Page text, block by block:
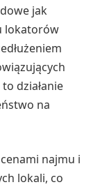
jak
lokatorów
działanie
na
najmu i
lokali, co